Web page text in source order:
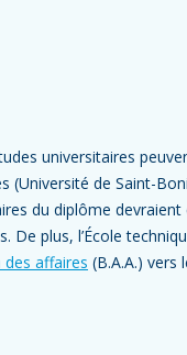
universitaires
(Université de Saint-
du diplôme
plus, l’École
affaires (B.A.A.) vers